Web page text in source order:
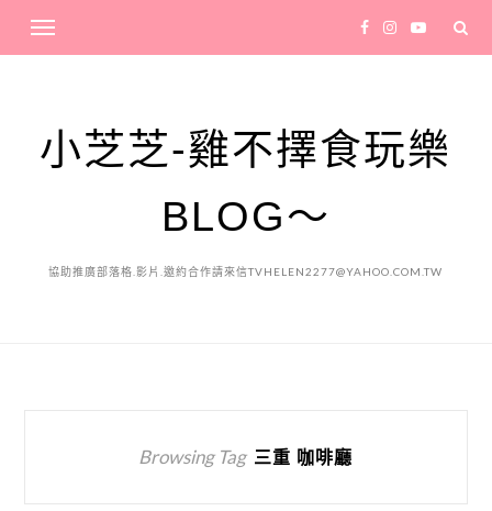
小芝芝-雞不擇食玩樂
BLOG～
協助推廣部落格.影片.邀約合作請來信TVHELEN2277@YAHOO.COM.TW
Browsing Tag 三重 咖啡廳